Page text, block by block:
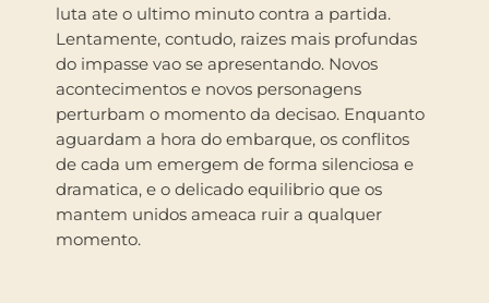
luta ate o ultimo minuto contra a partida.
Lentamente, contudo, raizes mais profundas
do impasse vao se apresentando. Novos
acontecimentos e novos personagens
perturbam o momento da decisao. Enquanto
aguardam a hora do embarque, os conflitos
de cada um emergem de forma silenciosa e
dramatica, e o delicado equilibrio que os
mantem unidos ameaca ruir a qualquer
momento.